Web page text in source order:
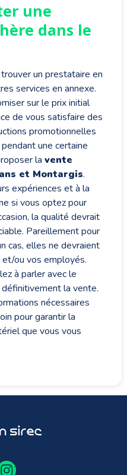
une
dans le
un prestataire en
services en annexe.
sur le prix initial
de vous satisfaire des
promotionnelles
une certaine
la vente
et Montargis.
expériences et à la
si vous optez pour
la qualité devrait
Pareillement pour
cas, elles ne devraient
ou vos employés.
à parler avec le
la vente.
nécessaires
pour garantir la
que vous vous